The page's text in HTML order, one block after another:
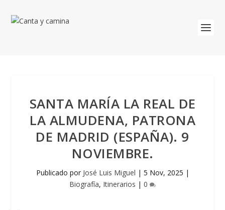
SANTA MARÍA LA REAL DE
LA ALMUDENA, PATRONA
DE MADRID (ESPAÑA). 9
NOVIEMBRE.
Publicado por José Luis Miguel | 5 Nov, 2025 |
Biografía, Itinerarios | 0